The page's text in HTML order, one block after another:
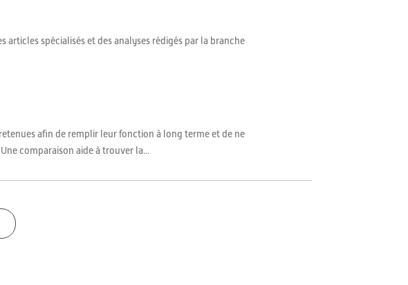
articles spécialisés et des analyses rédigés par la branche
afin de remplir leur fonction à long terme et de ne
comparaison aide à trouver la...